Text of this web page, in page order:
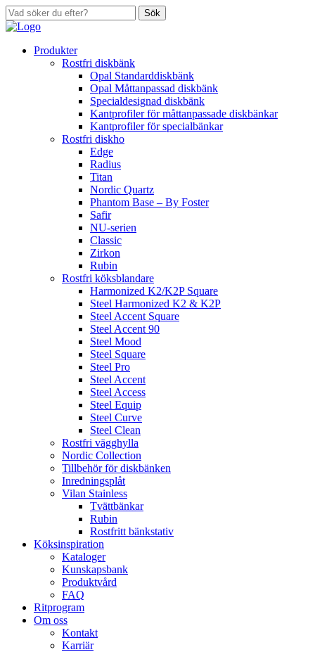
Sök
Produkter
Rostfri diskbänk
Opal Standarddiskbänk
Opal Måttanpassad diskbänk
Specialdesignad diskbänk
Kantprofiler för måttanpassade diskbänkar
Kantprofiler för specialbänkar
Rostfri diskho
Edge
Radius
Titan
Nordic Quartz
Phantom Base – By Foster
Safir
NU-serien
Classic
Zirkon
Rubin
Rostfri köksblandare
Harmonized K2/K2P Square
Steel Harmonized K2 & K2P
Steel Accent Square
Steel Accent 90
Steel Mood
Steel Square
Steel Pro
Steel Accent
Steel Access
Steel Equip
Steel Curve
Steel Clean
Rostfri vägghylla
Nordic Collection
Tillbehör för diskbänken
Inredningsplåt
Vilan Stainless
Tvättbänkar
Rubin
Rostfritt bänkstativ
Köksinspiration
Kataloger
Kunskapsbank
Produktvård
FAQ
Ritprogram
Om oss
Kontakt
Karriär